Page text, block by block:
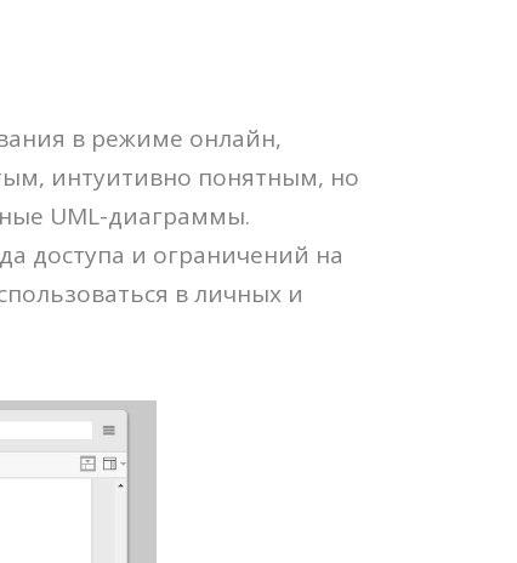
в режиме онлайн,
интуитивно понятным, но
UML-диаграммы.
доступа и ограничений на
в личных и